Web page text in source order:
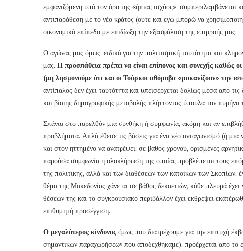
εμφανιζόμενη υπό τον όρο της «ήπιας ισχύος», συμπεριλαμβάνεται
αντιπαράθεση με το νέο κράτος (ούτε και εγώ μπορώ να
οικονομικό επίπεδο με επιδίωξη την εξασφάλιση της επιρροής μας.
Ο αγώνας μας όμως, ειδικά για την πολιτισμική ταυτότητα και
μας. Η προσπάθεια πρέπει να είναι επίπονος και συνεχής καθώς
(μη λησμονούμε ότι και οι Τούρκοι αθόρυβα «ροκανίζουν» την
αντίπαλος δεν έχει ταυτότητα και υπεισέρχεται δολίως μέσα από
και βίαιης δημογραφικής μεταβολής πλήττοντας ύπουλα τον πυρήνα
Σπάνια στο παρελθόν μια συνθήκη ή συμφωνία, ακόμη και αν
προβλήματα. Απλά έθεσε τις βάσεις για ένα νέο ανταγωνισμό (ή
και στον ηττημένο να ανατρέψει, σε βάθος χρόνου, ορισμένες
παρούσα συμφωνία η ολοκλήρωση της οποίας προβλέπεται τους
της πολιτικής, αλλά και των διαθέσεων των κατοίκων των Σκοπίων,
θέμα της Μακεδονίας χάνεται σε βάθος δεκαετιών, κάθε πλευρά
θέσεων της και το συγκρουσιακό περιβάλλον έχει εκθρέψει
επιθυμητή προσέγγιση.
Ο μεγαλύτερος κίνδυνος όμως που διατρέχουμε για την επιτυχή
σημαντικών παραχωρήσεων που αποδεχθήκαμε), προέρχεται από το